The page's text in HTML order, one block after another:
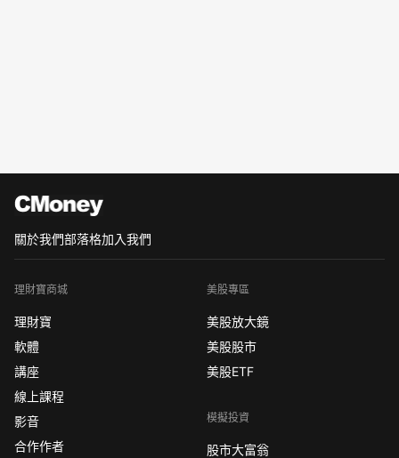
關於我們部落格加入我們
理財寶商城
理財寶
軟體
講座
線上課程
影音
合作作者
美股專區
美股放大鏡
美股股市
美股ETF
模擬投資
股市大富翁